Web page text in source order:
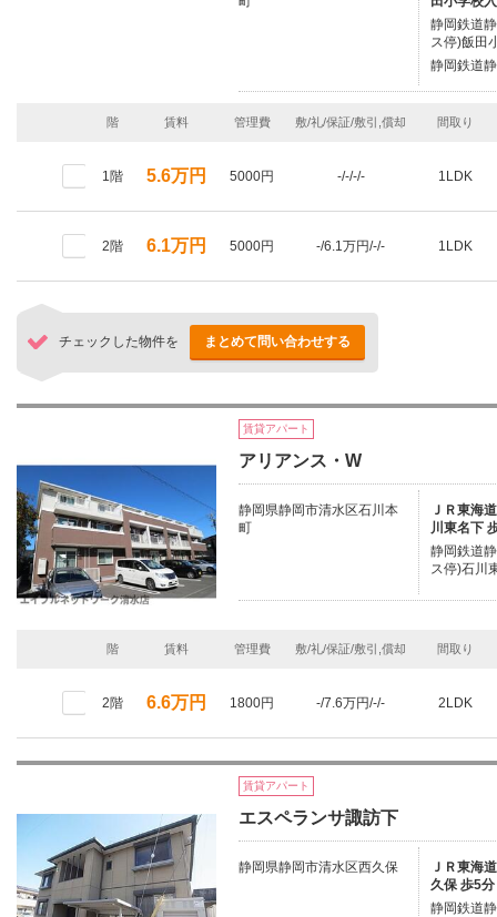
静岡鉄道
ス停)飯田
静岡鉄道
階 賃料 管理費 敷/礼/保証/敷引,償却 間取り
1階 5.6万円 5000円 -/-/-/- 1LDK
2階 6.1万円 5000円 -/6.1万円/-/- 1LDK
チェックした物件を まとめて問い合わせする
賃貸アパート
アリアンス・W
静岡県静岡市清水区石川本
町
ＪＲ東海
川東名下
静岡鉄道
ス停)石川
階 賃料 管理費 敷/礼/保証/敷引,償却 間取り
2階 6.6万円 1800円 -/7.6万円/-/- 2LDK
賃貸アパート
エスペランサ諏訪下
静岡県静岡市清水区西久保
ＪＲ東海
久保 歩5分
静岡鉄道